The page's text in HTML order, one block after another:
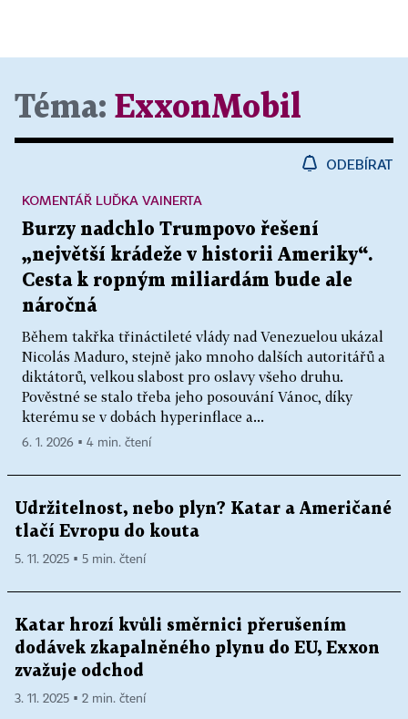
Téma: ExxonMobil
ODEBÍRAT
Burzy nadchlo Trumpovo řešení
„největší krádeže v historii Ameriky“.
Cesta k ropným miliardám bude ale
náročná
Během takřka třináctileté vlády nad Venezuelou ukázal
Nicolás Maduro, stejně jako mnoho dalších autoritářů a
diktátorů, velkou slabost pro oslavy všeho druhu.
Pověstné se stalo třeba jeho posouvání Vánoc, díky
kterému se v dobách hyperinflace a...
KOMENTÁŘ LUĎKA VAINERTA
6. 1. 2026 ▪ 4 min. čtení
Udržitelnost, nebo plyn? Katar a Američané
tlačí Evropu do kouta
5. 11. 2025 ▪ 5 min. čtení
Katar hrozí kvůli směrnici přerušením
dodávek zkapalněného plynu do EU, Exxon
zvažuje odchod
3. 11. 2025 ▪ 2 min. čtení